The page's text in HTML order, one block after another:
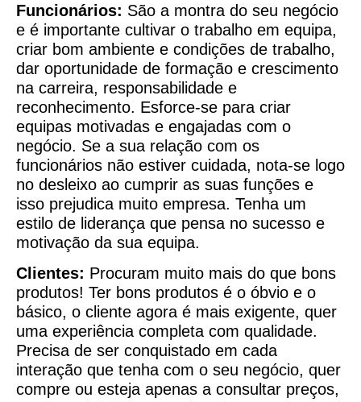
Funcionários: São a montra do seu negócio
e é importante cultivar o trabalho em equipa,
criar bom ambiente e condições de trabalho,
dar oportunidade de formação e crescimento
na carreira, responsabilidade e
reconhecimento. Esforce-se para criar
equipas motivadas e engajadas com o
negócio. Se a sua relação com os
funcionários não estiver cuidada, nota-se logo
no desleixo ao cumprir as suas funções e
isso prejudica muito empresa. Tenha um
estilo de liderança que pensa no sucesso e
motivação da sua equipa.
Clientes: Procuram muito mais do que bons
produtos! Ter bons produtos é o óbvio e o
básico, o cliente agora é mais exigente, quer
uma experiência completa com qualidade.
Precisa de ser conquistado em cada
interação que tenha com o seu negócio, quer
compre ou esteja apenas a consultar preços,